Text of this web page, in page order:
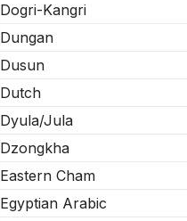
Dogri-Kangri
Dungan
Dusun
Dutch
Dyula/Jula
Dzongkha
Eastern Cham
Egyptian Arabic